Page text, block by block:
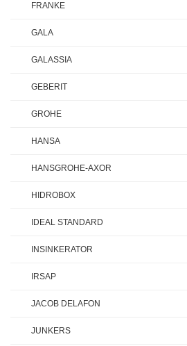
FRANKE
GALA
GALASSIA
GEBERIT
GROHE
HANSA
HANSGROHE-AXOR
HIDROBOX
IDEAL STANDARD
INSINKERATOR
IRSAP
JACOB DELAFON
JUNKERS